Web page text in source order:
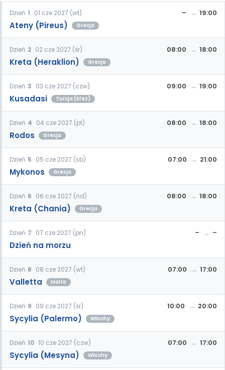
Dzień 1 01 cze 2027 (wt)
Ateny (Pireus) Grecja
– 19:00
Dzień 2 02 cze 2027 (śr)
Kreta (Heraklion) Grecja
08:00 18:00
Dzień 3 03 cze 2027 (czw)
Kusadasi Turcja (Efez)
09:00 19:00
Dzień 4 04 cze 2027 (pt)
Rodos Grecja
08:00 18:00
Dzień 5 05 cze 2027 (sb)
Mykonos Grecja
07:00 21:00
Dzień 6 06 cze 2027 (nd)
Kreta (Chania) Grecja
08:00 18:00
Dzień 7 07 cze 2027 (pn)
Dzień na morzu
– –
Dzień 8 08 cze 2027 (wt)
Valletta Malta
07:00 17:00
Dzień 9 09 cze 2027 (śr)
Sycylia (Palermo) Włochy
10:00 20:00
Dzień 10 10 cze 2027 (czw)
Sycylia (Mesyna) Włochy
07:00 17:00